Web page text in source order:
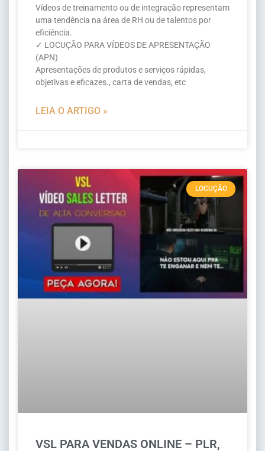
Vídeos de treinamento ou de integração representam
uma tendência na área de RH ou de talentos por
eficiência.
✓ LOCUÇÃO PARA VÍDEOS DE APRESENTAÇÃO
(APN)
Apresentações de produtos e serviços rápidas,
objetivas e eficazes., carta de vendas, etc
LEIA O ARTIGO »
LOCUÇÃO
VSL PARA VENDAS ONLINE – PLR,